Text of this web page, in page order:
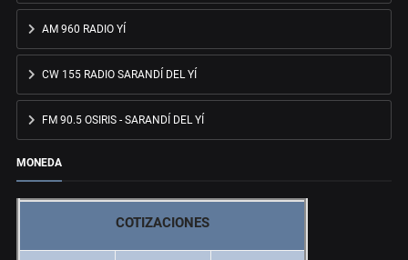
AM 960 RADIO YÍ
CW 155 RADIO SARANDÍ DEL YÍ
FM 90.5 OSIRIS - SARANDÍ DEL YÍ
MONEDA
COTIZACIONES